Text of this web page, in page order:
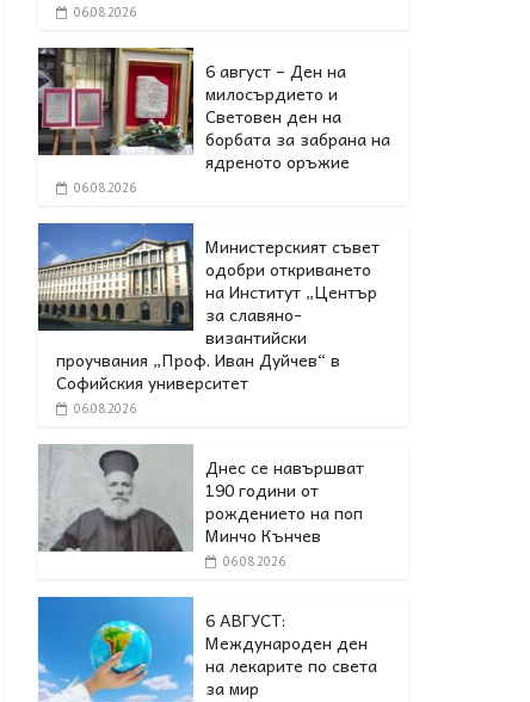
06.08.2026
6 август – Ден на
милосърдието и
Световен ден на
борбата за забрана на
ядреното оръжие
06.08.2026
Министерският съвет
одобри откриването
на Институт „Център
за славяно-
византийски
проучвания „Проф. Иван Дуйчев“ в
Софийския университет
06.08.2026
Днес се навършват
190 години от
рождението на поп
Минчо Кънчев
06.08.2026
6 АВГУСТ:
Международен ден
на лекарите по света
за мир